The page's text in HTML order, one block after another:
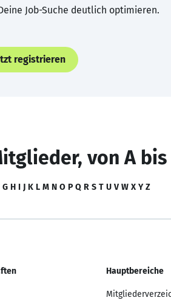
Job-Suche deutlich optimieren.
registrieren
von A bis
G H I J K L M N O P Q R S T U V W X Y Z
Hauptbereiche